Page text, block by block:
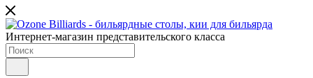
Интернет-магазин представительского класса